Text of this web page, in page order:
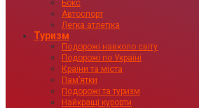
Бокс
Автоспорт
Легка атлетіка
Туризм
Подорожі навколо світу
Подорожі по Україні
Країни та міста
Пам’ятки
Подорожі та туризм
Найкращі курорти